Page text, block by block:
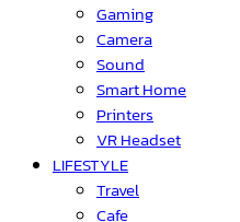
Gaming
Camera
Sound
Smart Home
Printers
VR Headset
LIFESTYLE
Travel
Cafe